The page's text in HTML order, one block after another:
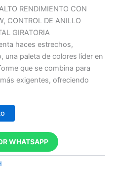
RENDIMIENTO CON
CONTROL DE ANILLO
GIRATORIA
haces estrechos,
una paleta de colores líder en
que se combina para
exigentes, ofreciendo
WHATSAPP